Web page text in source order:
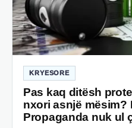
KRYESORE
Pas kaq ditësh
nxori asnjë mësim?
Propaganda nuk ul